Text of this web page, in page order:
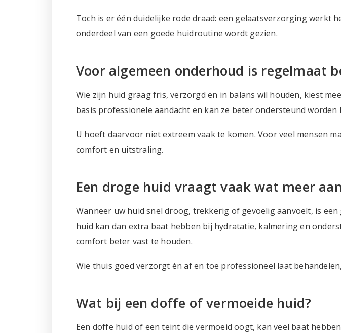
Toch is er één duidelijke rode draad: een gelaatsverzorging werkt
onderdeel van een goede huidroutine wordt gezien.
Voor algemeen onderhoud is regelmaat
Wie zijn huid graag fris, verzorgd en in balans wil houden, kiest
basis professionele aandacht en kan ze beter ondersteund
U hoeft daarvoor niet extreem vaak te komen. Voor veel mensen
comfort en uitstraling.
Een droge huid vraagt vaak wat meer
Wanneer uw huid snel droog, trekkerig of gevoelig aanvoelt, is
huid kan dan extra baat hebben bij hydratatie, kalmering en
comfort beter vast te houden.
Wie thuis goed verzorgt én af en toe professioneel laat
Wat bij een doffe of vermoeide huid?
Een doffe huid of een teint die vermoeid oogt, kan veel baat